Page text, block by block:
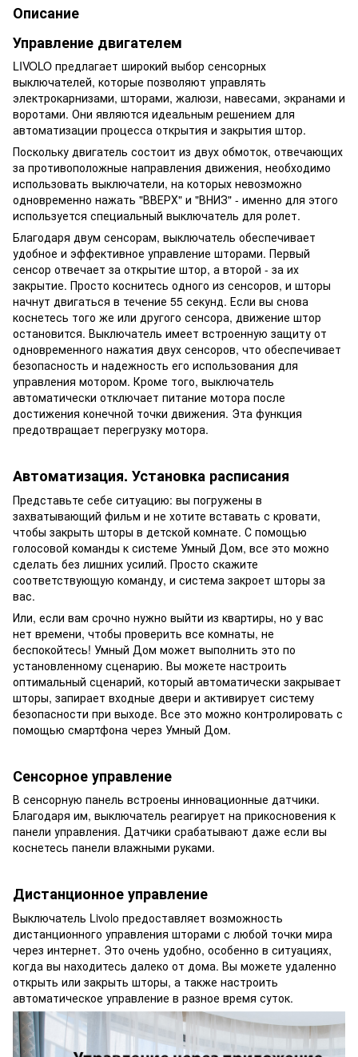
Описание
Управление двигателем
LIVOLO предлагает широкий выбор сенсорных
выключателей, которые позволяют управлять
электрокарнизами, шторами, жалюзи, навесами, экранами и
воротами. Они являются идеальным решением для
автоматизации процесса открытия и закрытия штор.
Поскольку двигатель состоит из двух обмоток, отвечающих
за противоположные направления движения, необходимо
использовать выключатели, на которых невозможно
одновременно нажать "ВВЕРХ" и "ВНИЗ" - именно для этого
используется специальный выключатель для ролет.
Благодаря двум сенсорам, выключатель обеспечивает
удобное и эффективное управление шторами. Первый
сенсор отвечает за открытие штор, а второй - за их
закрытие. Просто коснитесь одного из сенсоров, и шторы
начнут двигаться в течение 55 секунд. Если вы снова
коснетесь того же или другого сенсора, движение штор
остановится. Выключатель имеет встроенную защиту от
одновременного нажатия двух сенсоров, что обеспечивает
безопасность и надежность его использования для
управления мотором. Кроме того, выключатель
автоматически отключает питание мотора после
достижения конечной точки движения. Эта функция
предотвращает перегрузку мотора.
Автоматизация. Установка расписания
Представьте себе ситуацию: вы погружены в
захватывающий фильм и не хотите вставать с кровати,
чтобы закрыть шторы в детской комнате. С помощью
голосовой команды к системе Умный Дом, все это можно
сделать без лишних усилий. Просто скажите
соответствующую команду, и система закроет шторы за
вас.
Или, если вам срочно нужно выйти из квартиры, но у вас
нет времени, чтобы проверить все комнаты, не
беспокойтесь! Умный Дом может выполнить это по
установленному сценарию. Вы можете настроить
оптимальный сценарий, который автоматически закрывает
шторы, запирает входные двери и активирует систему
безопасности при выходе. Все это можно контролировать с
помощью смартфона через Умный Дом.
Сенсорное управление
В сенсорную панель встроены инновационные датчики.
Благодаря им, выключатель реагирует на прикосновения к
панели управления. Датчики срабатывают даже если вы
коснетесь панели влажными руками.
Дистанционное управление
Выключатель Livolo предоставляет возможность
дистанционного управления шторами с любой точки мира
через интернет. Это очень удобно, особенно в ситуациях,
когда вы находитесь далеко от дома. Вы можете удаленно
открыть или закрыть шторы, а также настроить
автоматическое управление в разное время суток.